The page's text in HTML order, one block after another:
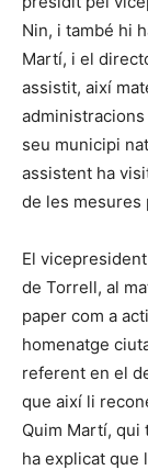
Nin, i també hi
Martí, i el
assistit, així
administracions
seu municipi
assistent ha
de les mesures
El
de Torrell, al
paper com a
homenatge
referent en el
que així li
Quim Martí, qui
ha explicat que